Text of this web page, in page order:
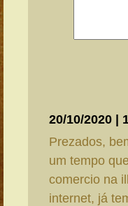
20/10/2020 |
Prezados,
um tempo
comercio na
internet, já